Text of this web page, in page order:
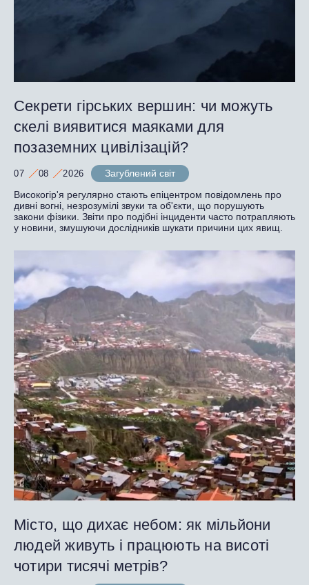
Секрети гірських вершин: чи можуть
скелі виявитися маяками для
позаземних цивілізацій?
07 08 2026
Загублений світ
Високогір'я регулярно стають епіцентром повідомлень про
дивні вогні, незрозумілі звуки та об'єкти, що порушують
закони фізики. Звіти про подібні інциденти часто потрапляють
у новини, змушуючи дослідників шукати причини цих явищ.
Місто, що дихає небом: як мільйони
людей живуть і працюють на висоті
чотири тисячі метрів?